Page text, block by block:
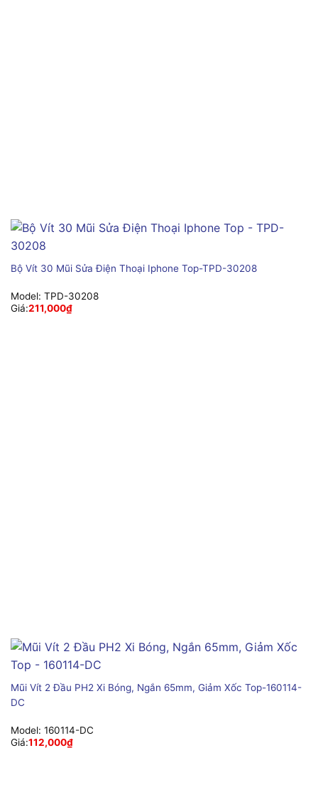
Bộ Vít 30 Mũi Sửa Điện Thoại Iphone Top-TPD-30208
Model: TPD-30208
Giá:211,000₫
Mũi Vít 2 Đầu PH2 Xi Bóng, Ngắn 65mm, Giảm Xốc Top-160114-
DC
Model: 160114-DC
Giá:112,000₫